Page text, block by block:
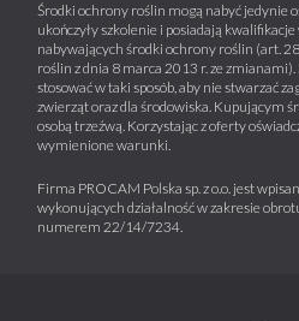
Środki ochrony roślin mogą nabyć jedynie
ukończyły szkolenie i posiadają
nabywających środki ochrony roślin (art.
roślin z dnia 8 marca 2013 r. ze
stosować w taki sposób, aby nie stwarzać
zwierząt oraz dla środowiska. Kupującym
osobą trzeźwą. Korzystając z oferty
wymienione warunki.
Firma PROCAM Polska sp. z o.o. jest
wykonujących działalność w zakresie
numerem 22/14/7234.